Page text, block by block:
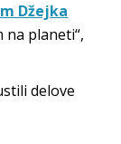
Džejka
na planeti“,
delove